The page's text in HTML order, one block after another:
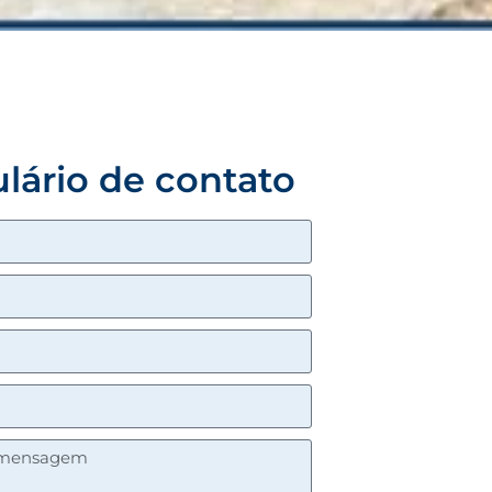
de contato